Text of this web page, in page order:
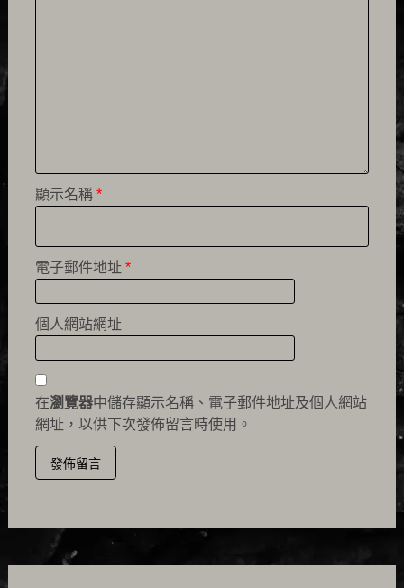
顯示名稱 *
電子郵件地址 *
個人網站網址
在瀏覽器中儲存顯示名稱、電子郵件地址及個人網站
網址，以供下次發佈留言時使用。